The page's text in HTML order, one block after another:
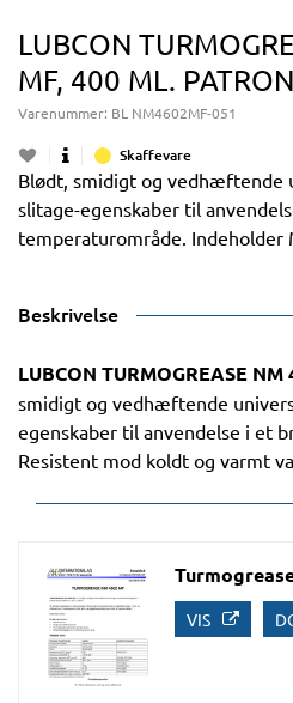
LUBCON
MF, 400 ML. PATRON
Varenummer: BL NM4602MF-051
Skaffevare
Blødt, smidigt og vedhæftende
slitage-egenskaber til
temperaturområde. Indeholder
Beskrivelse
LUBCON TURMOGREASE NM
smidigt og vedhæftende
egenskaber til anvendelse i et
Resistent mod koldt og varmt
VIS